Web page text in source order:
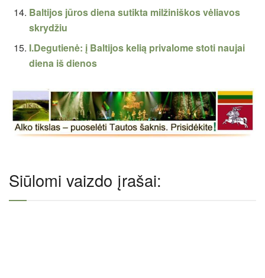
Baltijos jūros diena sutikta milžiniškos vėliavos
skrydžiu
I.Degutienė: į Baltijos kelią privalome stoti naujai
diena iš dienos
Siūlomi vaizdo įrašai: